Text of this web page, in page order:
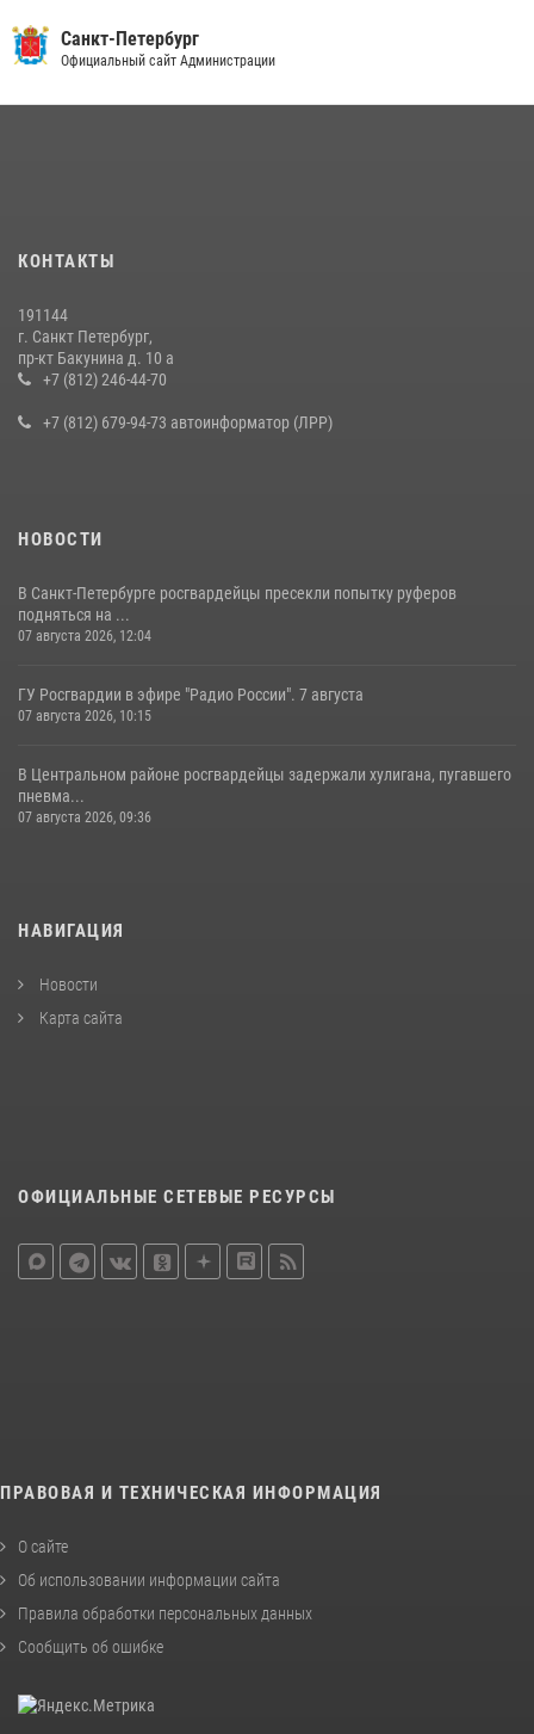
Санкт-Петербург
Официальный сайт Администрации
КОНТАКТЫ
191144
г. Санкт Петербург,
пр-кт Бакунина д. 10 а
+7 (812) 246-44-70
+7 (812) 679-94-73 автоинформатор (ЛРР)
НОВОСТИ
В Санкт-Петербурге росгвардейцы пресекли попытку руферов
подняться на ...
07 августа 2026, 12:04
ГУ Росгвардии в эфире "Радио России". 7 августа
07 августа 2026, 10:15
В Центральном районе росгвардейцы задержали хулигана, пугавшего
пневма...
07 августа 2026, 09:36
НАВИГАЦИЯ
Новости
Карта сайта
ОФИЦИАЛЬНЫЕ СЕТЕВЫЕ РЕСУРСЫ
ПРАВОВАЯ И ТЕХНИЧЕСКАЯ ИНФОРМАЦИЯ
О сайте
Об использовании информации сайта
Правила обработки персональных данных
Сообщить об ошибке